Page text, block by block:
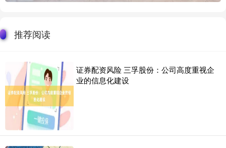
推荐阅读
证券配资风险 三孚股份：公司高度重视企
业的信息化建设